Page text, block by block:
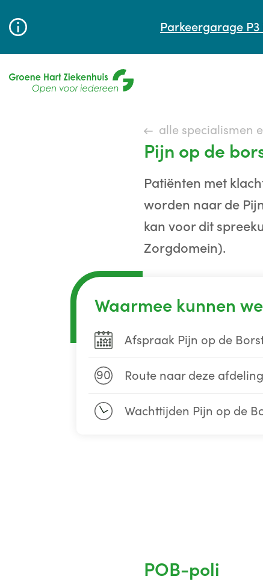
Parkeergarage
alle specialismen
Pijn op de
Patiënten met
worden naar de
kan voor dit
Zorgdomein).
Waarmee kunnen
Afspraak Pijn op de
90 Route naar deze afdeling
Wachttijden Pijn op de
POB-poli